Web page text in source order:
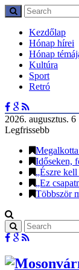
Kezdőlap
Hónap hírei
Hónap
Kultúra
Sport
Retró
2026. augusztus. 6
Legfrissebb
Időseken,
„Észre
„Ez
Többször